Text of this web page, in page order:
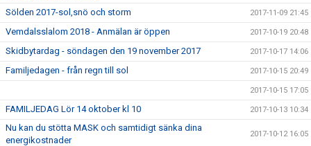
Sölden 2017-sol,snö och storm 2017-11-09 21:45
Vemdalsslalom 2018 - Anmälan är öppen 2017-10-19 20:48
Skidbytardag - söndagen den 19 november 2017 2017-10-17 14:06
Familjedagen - från regn till sol 2017-10-15 20:49
2017-10-15 17:05
FAMILJEDAG Lör 14 oktober kl 10 2017-10-13 10:34
Nu kan du stötta MASK och samtidigt sänka dina
energikostnader
2017-10-12 16:05